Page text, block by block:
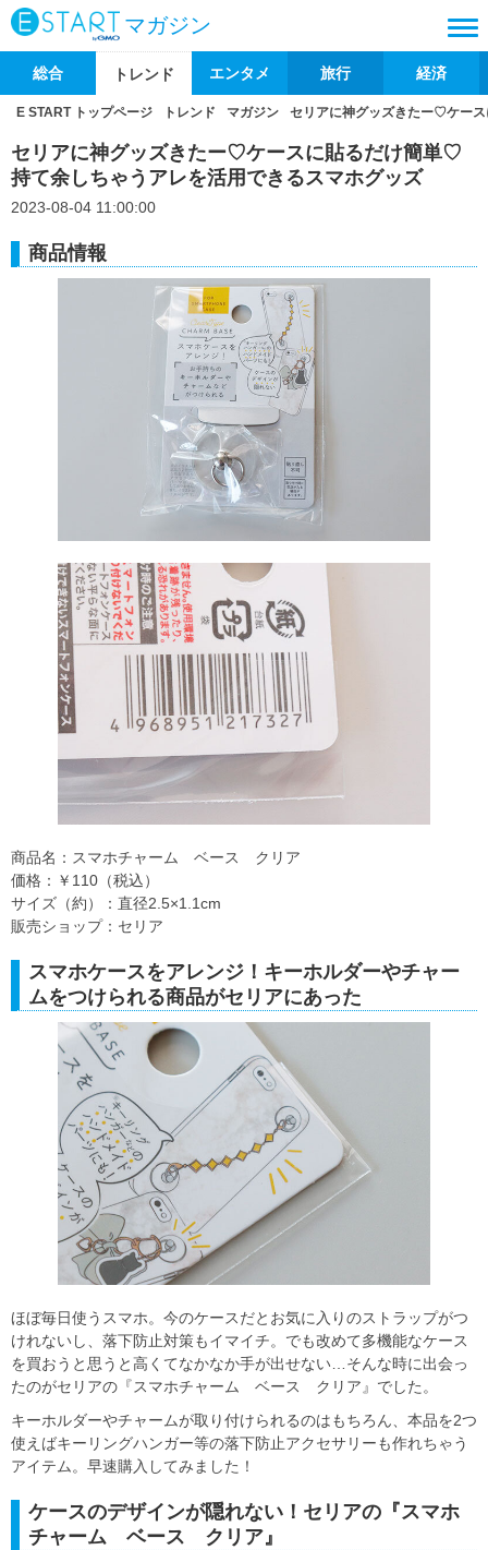
マガジン
総合 トレンド エンタメ 旅行 経済
E START トップページ トレンド マガジン セリアに神グッズきたー♡ケー
セリアに神グッズきたー♡ケースに貼るだけ簡単♡
持て余しちゃうアレを活用できるスマホグッズ
2023-08-04 11:00:00
商品情報
商品名：スマホチャーム ベース クリア
価格：￥110（税込）
サイズ（約）：直径2.5×1.1cm
販売ショップ：セリア
スマホケースをアレンジ！キーホルダーやチャー
ムをつけられる商品がセリアにあった
ほぼ毎日使うスマホ。今のケースだとお気に入りのストラップがつ
けれないし、落下防止対策もイマイチ。でも改めて多機能なケース
を買おうと思うと高くてなかなか手が出せない…そんな時に出会っ
たのがセリアの『スマホチャーム ベース クリア』でした。
キーホルダーやチャームが取り付けられるのはもちろん、本品を2つ
使えばキーリングハンガー等の落下防止アクセサリーも作れちゃう
アイテム。早速購入してみました！
ケースのデザインが隠れない！セリアの『スマホ
チャーム ベース クリア』